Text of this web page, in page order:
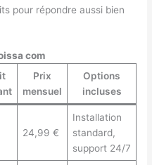
pour répondre aussi bien
com
Prix
mensuel
Options
incluses
24,99 €
Installation
standard,
support 24/7